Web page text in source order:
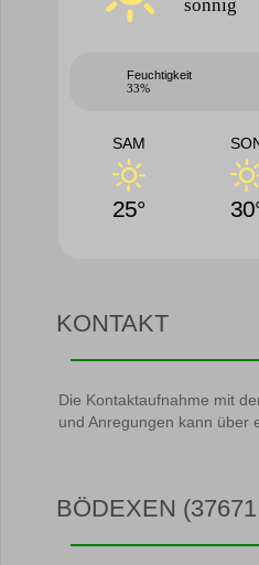
sonnig
Feuchtigkeit
33%
SAM
25°
KONTAKT
Die Kontaktaufnahme mit
und Anregungen kann über
BÖDEXEN